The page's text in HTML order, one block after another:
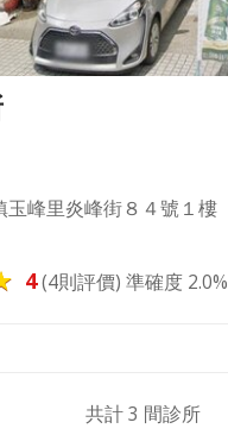
玉峰里炎峰街８４號１樓
4(4則評價) 準確度 2.0%
共計 3 間診所